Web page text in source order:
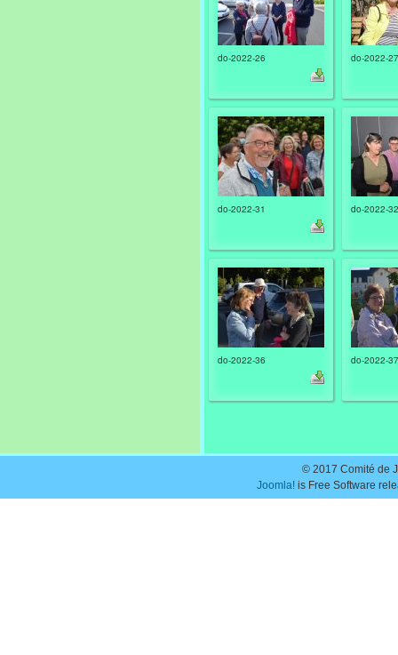
do-2022-26 do-2022-27
do-2022-31 do-2022-32
do-2022-36 do-2022-37
© 2017 Comité de
Joomla!is Free Software